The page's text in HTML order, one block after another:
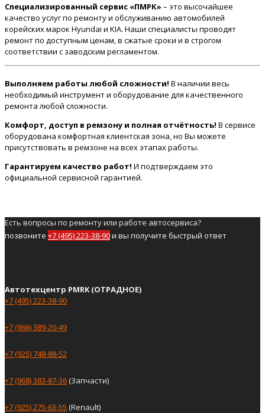
Специализированный сервис «ПМРК» – это высочайшее
качество услуг по ремонту и обслуживанию автомобилей
корейских марок Hyundai и KIA. Наши специалисты проводят
ремонт по доступным ценам, в сжатые сроки и в строгом
соответствии с заводским регламентом.
Выполняем работы любой сложности! В наличии весь
необходимый инструмент и оборудование для качественного
ремонта любой сложности.
Комфорт, доступ в ремзону и полная отчётность! В сервисе
оборудована комфортная клиентская зона, но Вы можете
присутствовать в ремзоне на всех этапах работы.
Гарантируем качество работ! И подтверждаем это
официальной сервисной гарантией.
Есть вопросы по ремонту или работе автосервиса?
позвоните +7 (495) 223-38-90и вы получите быстрый ответ
Автотехцентр PMRK (ОТРАДНОЕ)
+7 (495) 223-38-90
+7 (966) 389-20-49
+7 (925) 748-88-52
+7 (968) 383-87-36(Запчасти)
+7 (925) 275-63-55 (Renault)